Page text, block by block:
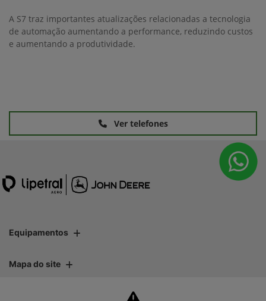
A S7 traz importantes atualizações relacionadas a tecnologia
de automação aumentando a performance, reduzindo custos
e aumentando a produtividade.
Ver telefones
Equipamentos
Mapa do site